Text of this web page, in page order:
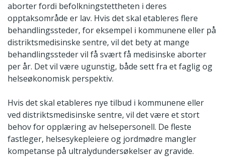
aborter fordi befolkningstettheten i deres
opptaksområde er lav. Hvis det skal etableres flere
behandlingssteder, for eksempel i kommunene eller på
distriktsmedisinske sentre, vil det bety at mange
behandlingssteder vil få svært få medisinske aborter
per år. Det vil være ugunstig, både sett fra et faglig og
helseøkonomisk perspektiv.
Hvis det skal etableres nye tilbud i kommunene eller
ved distriktsmedisinske sentre, vil det være et stort
behov for opplæring av helsepersonell. De fleste
fastleger, helsesykepleiere og jordmødre mangler
kompetanse på ultralydundersøkelser av gravide.